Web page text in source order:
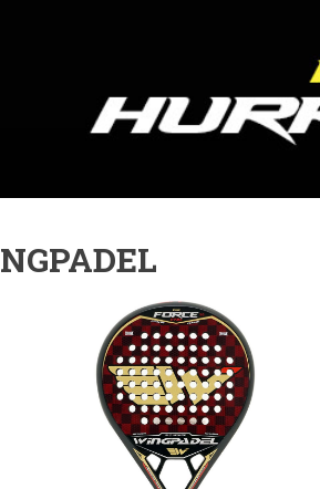
Wingpadel Air Force
3.0 Ctrl